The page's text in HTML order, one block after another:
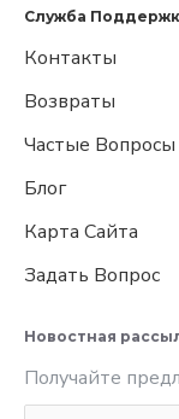
Служба
Контакты
Возвраты
Частые Вопросы
Блог
Карта Сайта
Задать Вопрос
Новостная
Получайте